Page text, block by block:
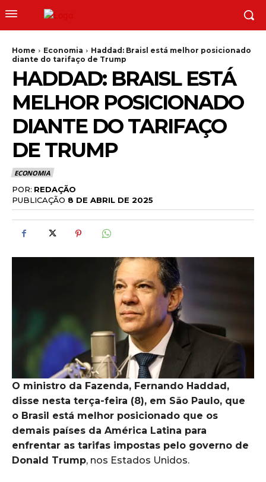
Home Economia
Haddad: Braisl está melhor posicionado
diante do tarifaço de Trump
HADDAD: BRAISL ESTÁ
MELHOR POSICIONADO
DIANTE DO TARIFAÇO
DE TRUMP
ECONOMIA
POR: REDAÇÃO
PUBLICAÇÃO 8 DE ABRIL DE 2025
O ministro da Fazenda, Fernando Haddad,
disse nesta terça-feira (8), em São Paulo, que
o Brasil está melhor posicionado que os
demais países da América Latina para
enfrentar as tarifas impostas pelo governo de
Donald Trump, nos Estados Unidos.